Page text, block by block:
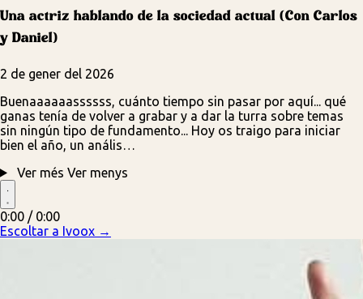
Una actriz hablando de la sociedad actual (Con Carlos
y Daniel)
2 de gener del 2026
Buenaaaaaassssss, cuánto tiempo sin pasar por aquí... qué
ganas tenía de volver a grabar y a dar la turra sobre temas
sin ningún tipo de fundamento... Hoy os traigo para iniciar
bien el año, un anális…
Ver més Ver menys
0:00 / 0:00
Escoltar a Ivoox →